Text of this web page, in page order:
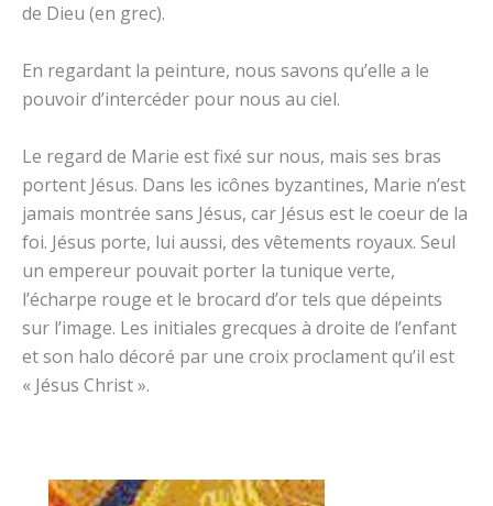
de Dieu (en grec).
En regardant la peinture, nous savons qu’elle a le
pouvoir d’intercéder pour nous au ciel.
Le regard de Marie est fixé sur nous, mais ses bras
portent Jésus. Dans les icônes byzantines, Marie n’est
jamais montrée sans Jésus, car Jésus est le coeur de la
foi. Jésus porte, lui aussi, des vêtements royaux. Seul
un empereur pouvait porter la tunique verte,
l’écharpe rouge et le brocard d’or tels que dépeints
sur l’image. Les initiales grecques à droite de l’enfant
et son halo décoré par une croix proclament qu’il est
« Jésus Christ ».